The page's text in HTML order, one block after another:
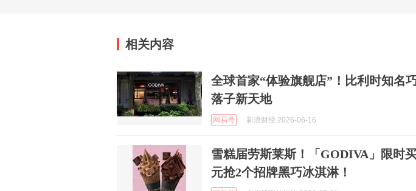
相关内容
全球首家“体验旗舰店”！比利时知名
落子新天地
网易号 新浪财经 2026-06-16
雪糕届劳斯莱斯！「GODIVA」限时
元抢2个招牌黑巧冰淇淋！